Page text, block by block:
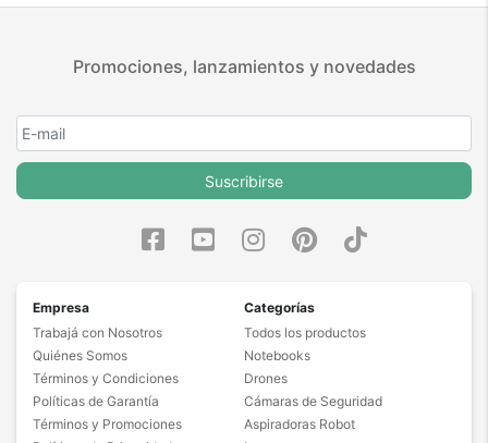
Promociones, lanzamientos y novedades
Suscribirse
Empresa
Trabajá con Nosotros
Quiénes Somos
Términos y Condiciones
Políticas de Garantía
Términos y Promociones
Categorías
Todos los productos
Notebooks
Drones
Cámaras de Seguridad
Aspiradoras Robot